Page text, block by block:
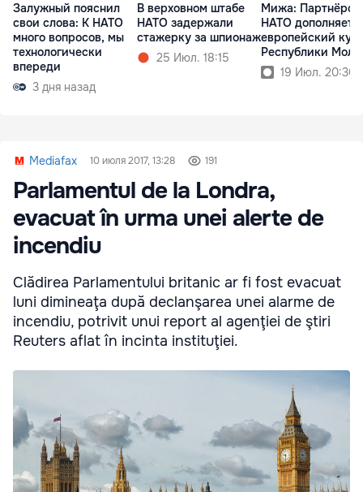
Залужный пояснил
свои слова: К НАТО
много вопросов, мы
технологически
впереди
3 дня назад
В верховном штабе
НАТО задержали
стажерку за шпионаж
25 Июл. 18:15
Мижа:
НАТО дополняет
европейский
Республики
19 Июл. 20:30
Mediafax 10 июля 2017, 13:28 191
Parlamentul de la Londra,
evacuat în urma unei alerte de
incendiu
Clădirea Parlamentului britanic ar fi fost evacuat
luni dimineaţa după declanşarea unei alarme de
incendiu, potrivit unui report al agenţiei de ştiri
Reuters aflat în incinta instituţiei.